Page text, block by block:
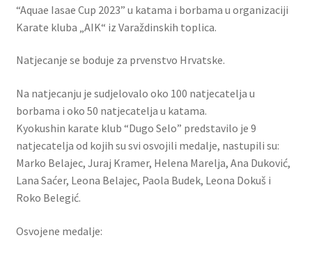
“Aquae Iasae Cup 2023” u katama i borbama u organizaciji
Karate kluba „AIK“ iz Varaždinskih toplica.
Natjecanje se boduje za prvenstvo Hrvatske.
Na natjecanju je sudjelovalo oko 100 natjecatelja u
borbama i oko 50 natjecatelja u katama.
Kyokushin karate klub “Dugo Selo” predstavilo je 9
natjecatelja od kojih su svi osvojili medalje, nastupili su:
Marko Belajec, Juraj Kramer, Helena Marelja, Ana Duković,
Lana Saćer, Leona Belajec, Paola Budek, Leona Dokuš i
Roko Belegić.
Osvojene medalje: